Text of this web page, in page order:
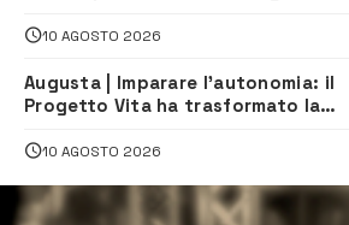
10 AGOSTO 2026
Augusta | Imparare l’autonomia: il
Progetto Vita ha trasformato la
indipendenza
10 AGOSTO 2026